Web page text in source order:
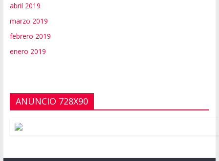
abril 2019
marzo 2019
febrero 2019
enero 2019
ANUNCIO 728X90